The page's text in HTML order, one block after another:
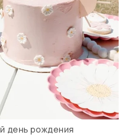
день рождения